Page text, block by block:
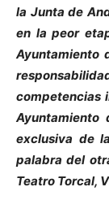
la Junta de
en la peor
Ayuntamiento
competencias
Ayuntamiento
exclusiva de
palabra del
Teatro Torcal,